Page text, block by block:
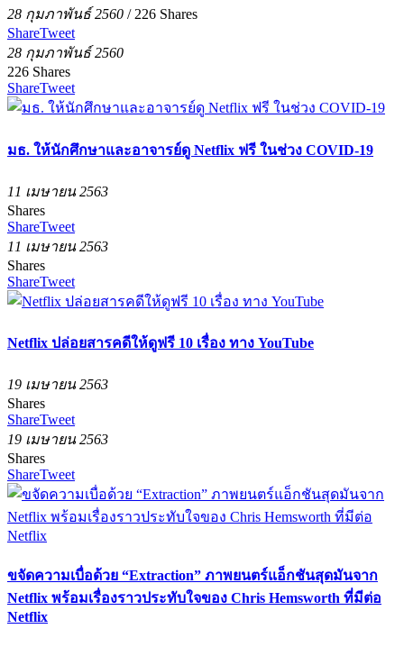
28 กุมภาพันธ์ 2560 /226 Shares
ShareTweet
28 กุมภาพันธ์ 2560
226 Shares
ShareTweet
มธ. ให้นักศึกษาและอาจารย์ดู Netflix ฟรี ในช่วง COVID-19
11 เมษายน 2563
Shares
ShareTweet
11 เมษายน 2563
Shares
ShareTweet
Netflix ปล่อยสารคดีให้ดูฟรี 10 เรื่อง ทาง YouTube
19 เมษายน 2563
Shares
ShareTweet
19 เมษายน 2563
Shares
ShareTweet
ขจัดความเบื่อด้วย “Extraction” ภาพยนตร์แอ็กชันสุดมันจาก
Netflix พร้อมเรื่องราวประทับใจของ Chris Hemsworth ที่มีต่อ
Netflix